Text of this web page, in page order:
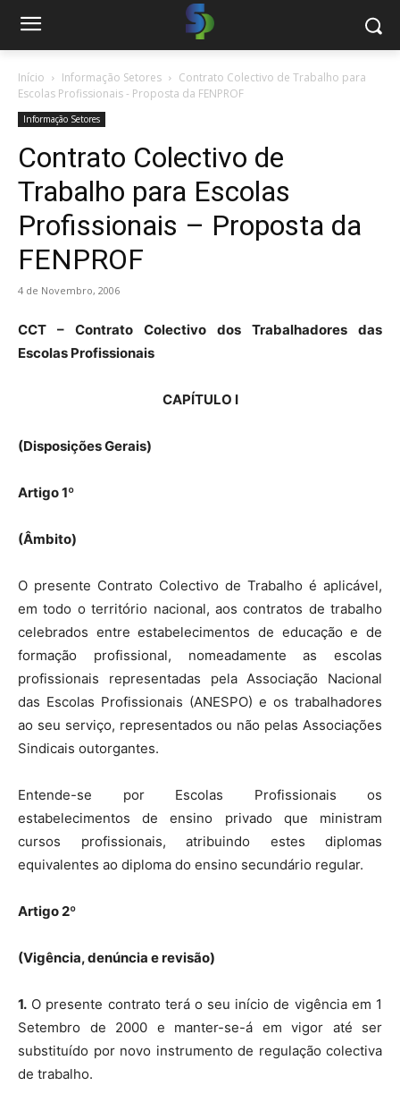
Início Informação Setores
Contrato Colectivo de Trabalho para
Escolas Profissionais - Proposta da FENPROF
Informação Setores
Contrato Colectivo de
Trabalho para Escolas
Profissionais – Proposta da
FENPROF
4 de Novembro, 2006
CCT – Contrato Colectivo dos Trabalhadores das
Escolas Profissionais
CAPÍTULO I
(Disposições Gerais)
Artigo 1º
(Âmbito)
O presente Contrato Colectivo de Trabalho é aplicável,
em todo o território nacional, aos contratos de trabalho
celebrados entre estabelecimentos de educação e de
formação profissional, nomeadamente as escolas
profissionais representadas pela Associação Nacional
das Escolas Profissionais (ANESPO) e os trabalhadores
ao seu serviço, representados ou não pelas Associações
Sindicais outorgantes.
Entende-se por Escolas Profissionais os
estabelecimentos de ensino privado que ministram
cursos profissionais, atribuindo estes diplomas
equivalentes ao diploma do ensino secundário regular.
Artigo 2º
(Vigência, denúncia e revisão)
1. O presente contrato terá o seu início de vigência em 1
Setembro de 2000 e manter-se-á em vigor até ser
substituído por novo instrumento de regulação colectiva
de trabalho.